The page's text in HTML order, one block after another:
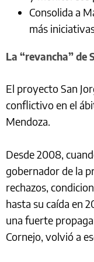
Consolida a
más
La “revancha” de
El proyecto San
conflictivo en el
Mendoza.
Desde 2008,
gobernador de la
rechazos,
hasta su caída en
una fuerte
Cornejo, volvió a